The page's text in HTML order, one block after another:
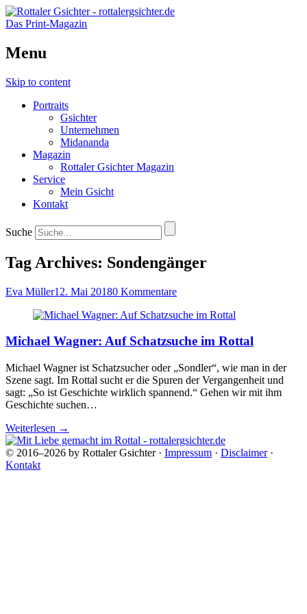
Das Print-Magazin
Menu
Skip to content
Portraits
Gsichter
Unternehmen
Midananda
Magazin
Rottaler Gsichter Magazin
Service
Mein Gsicht
Kontakt
Suche
Tag Archives: Sondengänger
Eva Müller12. Mai 20180 Kommentare
Michael Wagner: Auf Schatzsuche im Rottal
Michael Wagner ist Schatzsucher oder „Sondler“, wie man in der
Szene sagt. Im Rottal sucht er die Spuren der Vergangenheit und
sagt: „So ist Geschichte wirklich spannend.“ Gehen wir mit ihm
Geschichte suchen…
Weiterlesen →
© 2016–2026 by Rottaler Gsichter · Impressum · Disclaimer·
Kontakt